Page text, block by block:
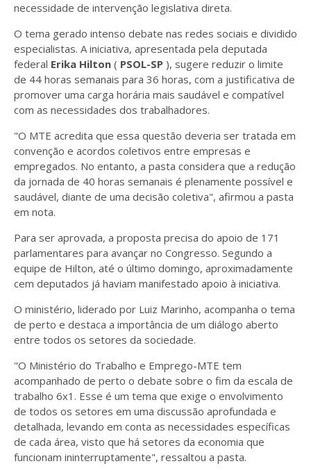
necessidade de intervenção legislativa direta.
O tema gerado intenso debate nas redes sociais e dividido
especialistas. A iniciativa, apresentada pela deputada
federal Erika Hilton ( PSOL-SP ), sugere reduzir o limite
de 44 horas semanais para 36 horas, com a justificativa de
promover uma carga horária mais saudável e compatível
com as necessidades dos trabalhadores.
"O MTE acredita que essa questão deveria ser tratada em
convenção e acordos coletivos entre empresas e
empregados. No entanto, a pasta considera que a redução
da jornada de 40 horas semanais é plenamente possível e
saudável, diante de uma decisão coletiva", afirmou a pasta
em nota.
Para ser aprovada, a proposta precisa do apoio de 171
parlamentares para avançar no Congresso. Segundo a
equipe de Hilton, até o último domingo, aproximadamente
cem deputados já haviam manifestado apoio à iniciativa.
O ministério, liderado por Luiz Marinho, acompanha o tema
de perto e destaca a importância de um diálogo aberto
entre todos os setores da sociedade.
"O Ministério do Trabalho e Emprego-MTE tem
acompanhado de perto o debate sobre o fim da escala de
trabalho 6x1. Esse é um tema que exige o envolvimento
de todos os setores em uma discussão aprofundada e
detalhada, levando em conta as necessidades específicas
de cada área, visto que há setores da economia que
funcionam ininterruptamente", ressaltou a pasta.